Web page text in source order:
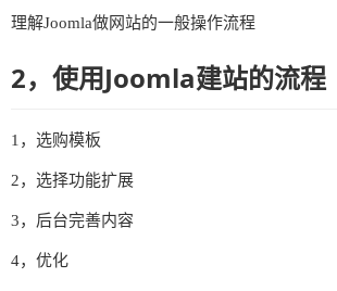
理解Joomla做网站的一般操作流程
2，使用Joomla建站的流程
1，选购模板
2，选择功能扩展
3，后台完善内容
4，优化